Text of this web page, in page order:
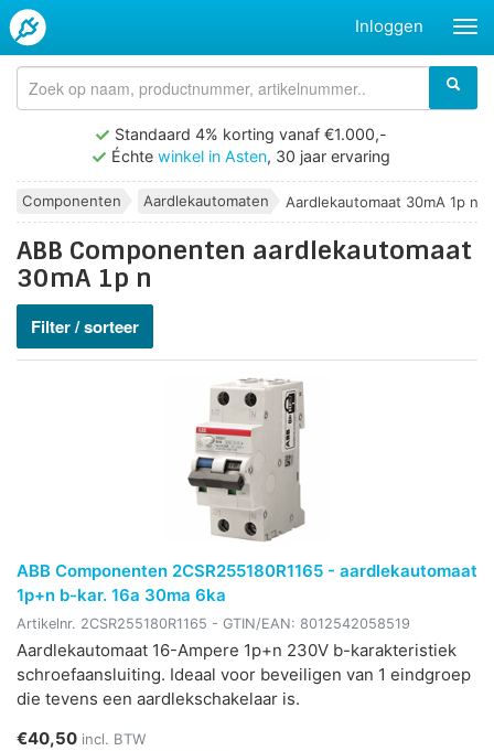
Inloggen
Standaard 4% korting vanaf €1.000,-
Échte winkel in Asten, 30 jaar ervaring
Componenten Aardlekautomaten Aardlekautomaat 30mA 1p n
ABB Componenten aardlekautomaat
30mA 1p n
Filter / sorteer
ABB Componenten 2CSR255180R1165 - aardlekautomaat
1p+n b-kar. 16a 30ma 6ka
Artikelnr. 2CSR255180R1165 - GTIN/EAN: 8012542058519
Aardlekautomaat 16-Ampere 1p+n 230V b-karakteristiek
schroefaansluiting. Ideaal voor beveiligen van 1 eindgroep
die tevens een aardlekschakelaar is.
€40,50 incl. BTW